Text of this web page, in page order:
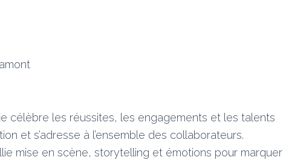
célèbre les réussites, les engagements et les talents
et s’adresse à l’ensemble des collaborateurs.
mise en scène, storytelling et émotions pour marquer